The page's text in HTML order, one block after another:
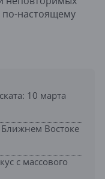
по-настоящему
10 марта
Ближнем Востоке
с массового